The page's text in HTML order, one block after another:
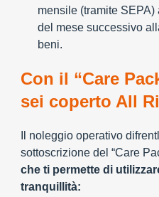
mensile (tramite
del mese successivo
beni.
Con il “Care
sei coperto All
Il noleggio operativo
sottoscrizione del “Care
che ti permette di
tranquillità: